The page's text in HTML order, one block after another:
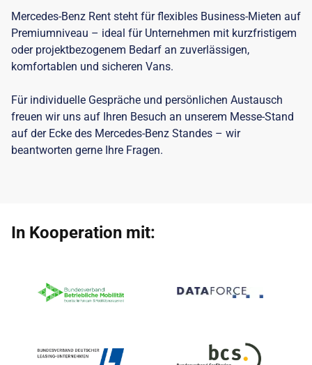
Mercedes-Benz Rent steht für flexibles Business-Mieten auf
Premiumniveau – ideal für Unternehmen mit kurzfristigem
oder projektbezogenem Bedarf an zuverlässigen,
komfortablen und sicheren Vans.
Für individuelle Gespräche und persönlichen Austausch
freuen wir uns auf Ihren Besuch an unserem Messe-Stand
auf der Ecke des Mercedes-Benz Standes – wir
beantworten gerne Ihre Fragen.
In Kooperation mit: